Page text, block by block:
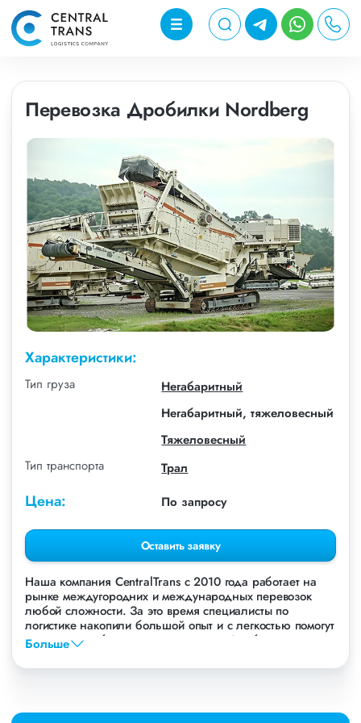
Перевозка Дробилки Nordberg
Характеристики:
Тип груза
Негабаритный
Негабаритный, тяжеловесный
Тяжеловесный
Тип транспорта
Трал
Цена: По запросу
Оставить заявку
Наша компания СentralTrans с 2010 года работает на
рынке междугородних и международных перевозок
любой сложности. За это время специалисты по
логистике накопили большой опыт и с легкостью помогут
перевезти любые грузы, в том числе Дробилку
Nordberg.
Мы уже перевезли более 756 000 тонн грузов для
Больше